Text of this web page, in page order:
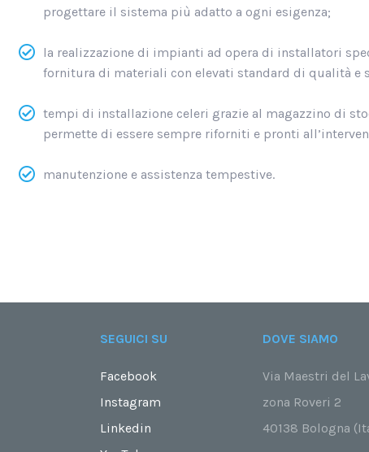
progettare il sistema più adatto a ogni esigenza;
la realizzazione di impianti ad opera di installatori
fornitura di materiali con elevati standard di qualità e
tempi di installazione celeri grazie al magazzino di
permette di essere sempre riforniti e pronti
manutenzione e assistenza tempestive.
SEGUICI SU
Facebook
Instagram
Linkedin
DOVE SIAMO
Via Maestri del
zona Roveri 2
40138 Bologna